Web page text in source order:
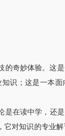
奇妙体验。这是
识；这是一本
在读中学，还
对知识的专业